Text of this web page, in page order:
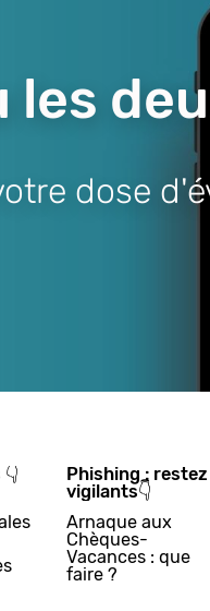
les
dose
Phishing : restez
vigilants👇
Arnaque aux
Chèques-
Vacances : que
faire ?